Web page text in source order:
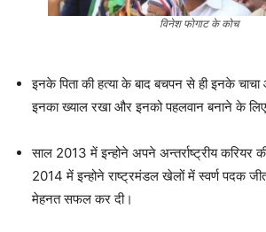
विनेश फोगाट के कोच
इनके पिता की हत्या के बाद बचपन से ही इनके
इनका ख्याल रखा और इनको पहलवान बनाने के
साल 2013 में इन्होने अपने अन्तर्राष्ट्रीय
2014 में इन्होने राष्ट्रमंडल खेलों में स्वर्ण पदक
मेहनत सफल कर दी।